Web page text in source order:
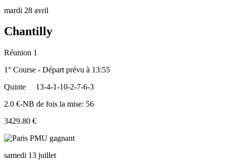
mardi 28 avril
Chantilly
Réunion 1
1° Course - Départ prévu à 13:55
Quinte
13-4-1-10-2-7-6-3
2.0 €-NB de fois la mise: 56
3429.80 €
samedi 13 juillet